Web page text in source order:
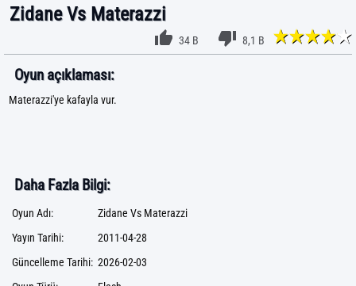
Zidane Vs Materazzi
34 B 8,1 B
Oyun açıklaması:
Materazzi'ye kafayla vur.
Daha Fazla Bilgi:
Oyun Adı:
Zidane Vs Materazzi
Yayın Tarihi:
2011-04-28
Güncelleme Tarihi: 2026-02-03